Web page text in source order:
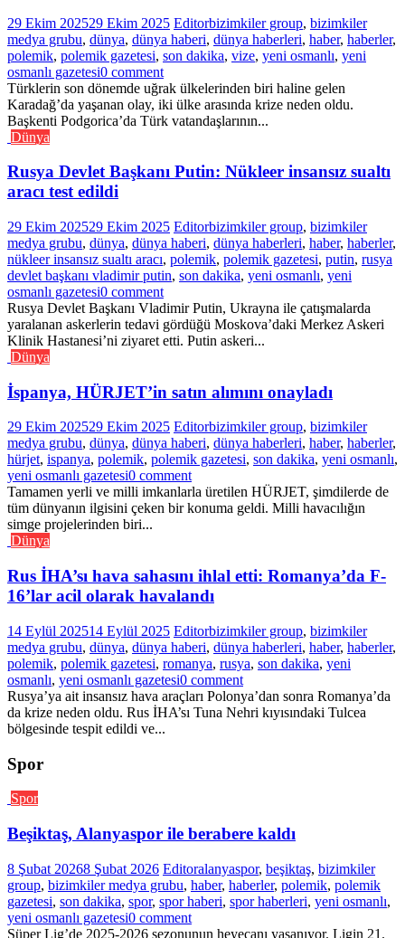
29 Ekim 202529 Ekim 2025 Editorbizimkiler group, bizimkiler
medya grubu, dünya, dünya haberi, dünya haberleri, haber, haberler,
polemik, polemik gazetesi, son dakika, vize, yeni osmanlı, yeni
osmanlı gazetesi0 comment
Türklerin son dönemde uğrak ülkelerinden biri haline gelen
Karadağ’da yaşanan olay, iki ülke arasında krize neden oldu.
Başkenti Podgorica’da Türk vatandaşlarının...
Dünya
Rusya Devlet Başkanı Putin: Nükleer insansız sualtı
aracı test edildi
29 Ekim 202529 Ekim 2025 Editorbizimkiler group, bizimkiler
medya grubu, dünya, dünya haberi, dünya haberleri, haber, haberler,
nükleer insansız sualtı aracı, polemik, polemik gazetesi, putin, rusya
devlet başkanı vladimir putin, son dakika, yeni osmanlı, yeni
osmanlı gazetesi0 comment
Rusya Devlet Başkanı Vladimir Putin, Ukrayna ile çatışmalarda
yaralanan askerlerin tedavi gördüğü Moskova’daki Merkez Askeri
Klinik Hastanesi’ni ziyaret etti. Putin askeri...
Dünya
İspanya, HÜRJET’in satın alımını onayladı
29 Ekim 202529 Ekim 2025 Editorbizimkiler group, bizimkiler
medya grubu, dünya, dünya haberi, dünya haberleri, haber, haberler,
hürjet, ispanya, polemik, polemik gazetesi, son dakika, yeni osmanlı,
yeni osmanlı gazetesi0 comment
Tamamen yerli ve milli imkanlarla üretilen HÜRJET, şimdilerde de
tüm dünyanın ilgisini çeken bir konuma geldi. Milli havacılığın
simge projelerinden biri...
Dünya
Rus İHA’sı hava sahasını ihlal etti: Romanya’da F-
16’lar acil olarak havalandı
14 Eylül 202514 Eylül 2025 Editorbizimkiler group, bizimkiler
medya grubu, dünya, dünya haberi, dünya haberleri, haber, haberler,
polemik, polemik gazetesi, romanya, rusya, son dakika, yeni
osmanlı, yeni osmanlı gazetesi0 comment
Rusya’ya ait insansız hava araçları Polonya’dan sonra Romanya’da
da krize neden oldu. Rus İHA’sı Tuna Nehri kıyısındaki Tulcea
bölgesinde tespit edildi ve...
Spor
Spor
Beşiktaş, Alanyaspor ile berabere kaldı
8 Şubat 20268 Şubat 2026 Editoralanyaspor, beşiktaş, bizimkiler
group, bizimkiler medya grubu, haber, haberler, polemik, polemik
gazetesi, son dakika, spor, spor haberi, spor haberleri, yeni osmanlı,
yeni osmanlı gazetesi0 comment
Süper Lig’de 2025-2026 sezonunun heyecanı yaşanıyor. Ligin 21.